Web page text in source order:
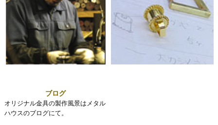
ブログ
オリジナル金具の製作風景はメタル
ハウスのブログにて。